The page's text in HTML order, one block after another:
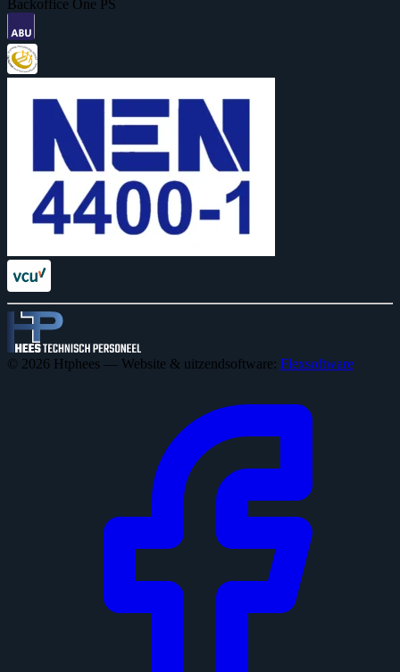
Backoffice One PS
© 2026 Htphees — Website & uitzendsoftware: Flexsoftware